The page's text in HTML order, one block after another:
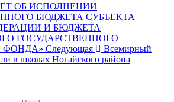
ОБ ИСПОЛНЕНИИ
БЮДЖЕТА СУБЪЕКТА
И БЮДЖЕТА
ГОСУДАРСТВЕННОГО
ФОНДА» Следующая
Всемирный
в школах Ногайского района